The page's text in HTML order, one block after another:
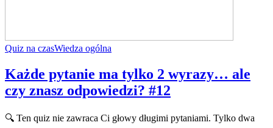
Quiz na czasWiedza ogólna
Każde pytanie ma tylko 2 wyrazy… ale
czy znasz odpowiedzi? #12
🔍 Ten quiz nie zawraca Ci głowy długimi pytaniami. Tylko dwa